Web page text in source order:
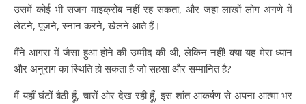
उसमें कोई भी सजग माइक्रोब नहीं रह सकता, और जहां लाखों लोग अंगणे में
लेटने, पूजने, स्नान करने, खेलने आते हैं।
मैंने आगरा में जैसा हुआ होने की उम्मीद की थी, लेकिन नहीं! क्या यह मेरा ध्यान
और अनुराग का स्थिति हो सकता है जो सहसा और सम्मानित है?
मैं यहाँ घंटों बैठी हूँ, चारों ओर देख रही हूँ, इस शांत आकर्षण से अपना आत्मा भर